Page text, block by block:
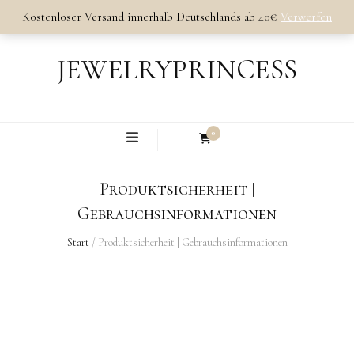
Kostenloser Versand innerhalb Deutschlands ab 40€ Verwerfen
JEWELRYPRINCESS
0
Produktsicherheit |
Gebrauchsinformationen
Start / Produktsicherheit | Gebrauchsinformationen